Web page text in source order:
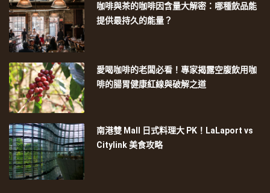
咖啡與茶的咖啡因含量大解密：哪種飲品能
提供最持久的能量？
愛喝咖啡的老闆必看！專家揭露空腹飲用咖
啡的腸胃健康紅線與破解之道
南港雙 Mall 日式料理大 PK！LaLaport vs
Citylink 美食攻略